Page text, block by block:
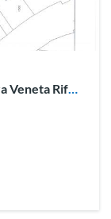
Veneta Rif